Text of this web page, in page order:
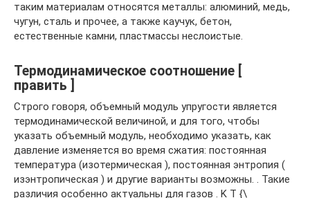
таким материалам относятся металлы: алюминий, медь,
чугун, сталь и прочее, а также каучук, бетон,
естественные камни, пластмассы неслоистые.
Термодинамическое соотношение [
править ]
Строго говоря, объемный модуль упругости является
термодинамической величиной, и для того, чтобы
указать объемный модуль, необходимо указать, как
давление изменяется во время сжатия: постоянная
температура (изотермическая ), постоянная энтропия (
изэнтропическая ) и другие варианты возможны. . Такие
различия особенно актуальны для газов . K Т {\